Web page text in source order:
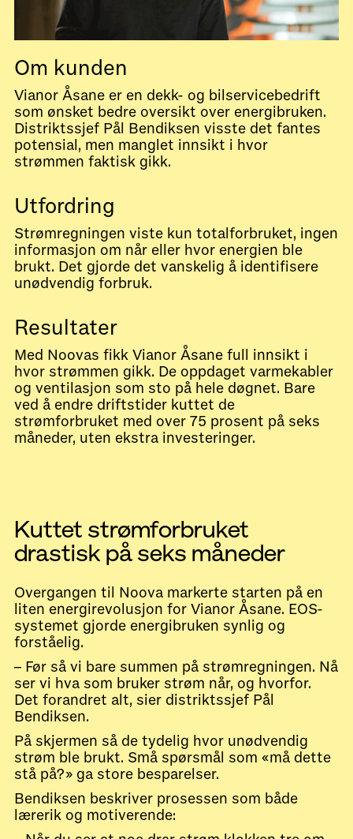
Om kunden
Vianor Åsane er en dekk- og bilservicebedrift
som ønsket bedre oversikt over energibruken.
Distriktssjef Pål Bendiksen visste det fantes
potensial, men manglet innsikt i hvor
strømmen faktisk gikk.
Utfordring
Strømregningen viste kun totalforbruket, ingen
informasjon om når eller hvor energien ble
brukt. Det gjorde det vanskelig å identifisere
unødvendig forbruk.
Resultater
Med Noovas fikk Vianor Åsane full innsikt i
hvor strømmen gikk. De oppdaget varmekabler
og ventilasjon som sto på hele døgnet. Bare
ved å endre driftstider kuttet de
strømforbruket med over 75 prosent på seks
måneder, uten ekstra investeringer.
Kuttet strømforbruket
drastisk på seks måneder
Overgangen til Noova markerte starten på en
liten energirevolusjon for Vianor Åsane. EOS-
systemet gjorde energibruken synlig og
forståelig.
– Før så vi bare summen på strømregningen. Nå
ser vi hva som bruker strøm når, og hvorfor.
Det forandret alt, sier distriktssjef Pål
Bendiksen.
På skjermen så de tydelig hvor unødvendig
strøm ble brukt. Små spørsmål som «må dette
stå på?» ga store besparelser.
Bendiksen beskriver prosessen som både
lærerik og motiverende: